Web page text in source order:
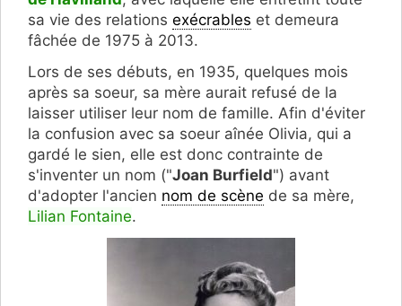
sa vie des relations exécrables et demeura
fâchée de 1975 à 2013.
Lors de ses débuts, en 1935, quelques mois
après sa soeur, sa mère aurait refusé de la
laisser utiliser leur nom de famille. Afin d'éviter
la confusion avec sa soeur aînée Olivia, qui a
gardé le sien, elle est donc contrainte de
s'inventer un nom ("Joan Burfield") avant
d'adopter l'ancien nom de scène de sa mère,
Lilian Fontaine.